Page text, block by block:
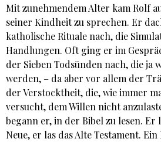
Mit zunehmendem Alter kam Rolf
seiner Kindheit zu sprechen. Er
katholische Rituale nach, die
Handlungen. Oft ging er im
der Sieben Todsünden nach, die ja
werden, – da aber vor allem der
der Verstocktheit, die, wie immer
versucht, dem Willen nicht
begann er, in der Bibel zu lesen. Er
Neue, er las das Alte Testament.